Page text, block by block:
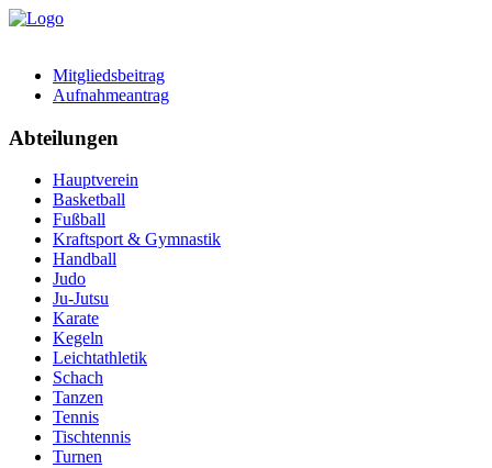
Mitgliedsbeitrag
Aufnahmeantrag
Abteilungen
Hauptverein
Basketball
Fußball
Kraftsport & Gymnastik
Handball
Judo
Ju-Jutsu
Karate
Kegeln
Leichtathletik
Schach
Tanzen
Tennis
Tischtennis
Turnen